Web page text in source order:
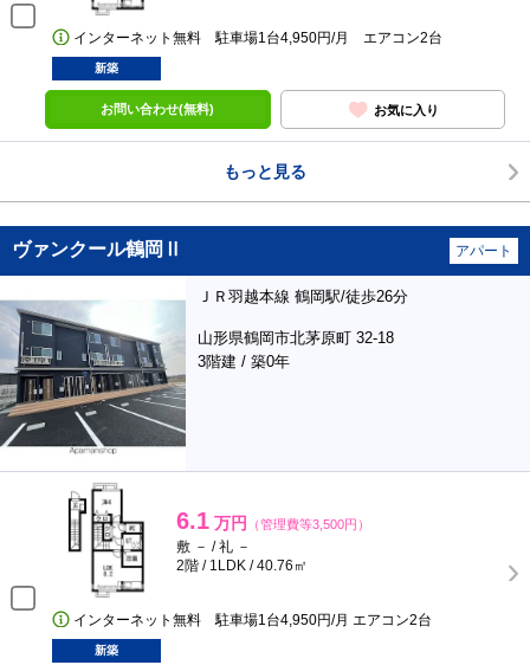
インターネット無料 駐車場1台4,950円/月 エアコン2台
新築
お問い合わせ(無料) お気に入り
もっと見る
ヴァンクール鶴岡Ⅱ アパート
ＪＲ羽越本線 鶴岡駅/徒歩26分
山形県鶴岡市北茅原町 32-18
3階建 / 築0年
6.1 万円 （管理費等3,500円）
敷 － / 礼 －
2階 / 1LDK / 40.76㎡
インターネット無料 駐車場1台4,950円/月 エアコン2台
新築